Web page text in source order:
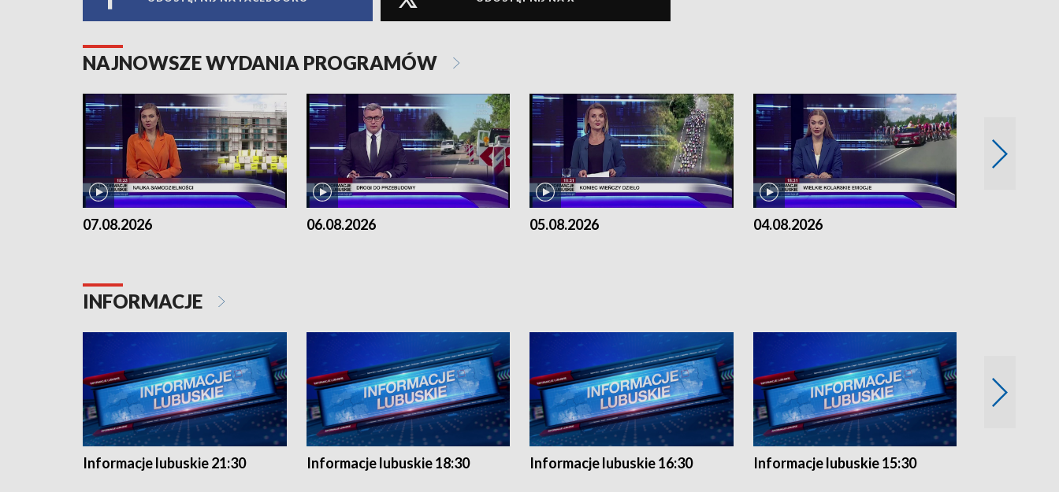
NAJNOWSZE WYDANIA PROGRAMÓW
07.08.2026 06.08.2026 05.08.2026 04.08.2026
INFORMACJE
Informacje lubuskie 21:30 Informacje lubuskie 18:30 Informacje lubuskie 16:30 Informacje lubuskie 15:30